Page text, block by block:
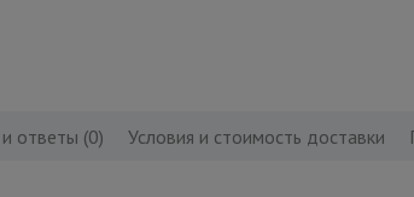
ответы (0) Условия и стоимость доставки